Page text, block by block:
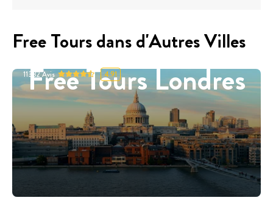
Free Tours dans d'Autres Villes
Free Tours Londres
11332Avis 4.91